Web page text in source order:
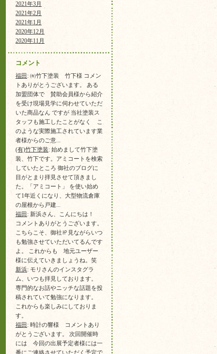
2021年3月
2021年2月
2021年1月
2020年12月
2020年11月
コメント
福田 : ㈲竹下塗装 竹下様 コメン
トありがとうございます。 ある
加盟団体で 賛助会員様から紹介
を受け現場見学に伺わせていただ
いた商品なん ですが 当社塗装ス
タッフも施工したことがなく こ
のような実際施工されています業
者様からのご意...
(有)竹下塗装: 始めまして竹下塗
装、竹下です。アミコートを検索
していたところ 御社のブログに
目がとまり拝見させて頂きまし
た。「アミコート」 を使い始め
て1年近くになり、大型物流倉庫
の屋根から戸建...
福田 : 新浜さん、こんにちは！
コメントありがとうございます。
こちらこそ、御社㏋見ながらいつ
も勉強させていただいてるんです
よ。 これからも 地元ユーザー
様に伝えていきましょうね。笑
新浜: モリさんのインスタグラ
ム、いつも拝見しております。
専門的なお話やニッチな話題を投
稿されていて勉強になります。
これからも楽しみにしておりま
す。
福田 : 時計の響様 コメントあり
がとうございます。 次回開催時
には 今回の出展予定者様には一
番にご連絡させていただく予定で